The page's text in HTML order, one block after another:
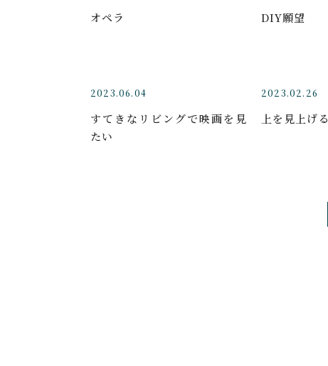
オペラ DIY願望
2023.06.04
すてきなリビングで映画を見
たい
2023.02.26
上を見上げる